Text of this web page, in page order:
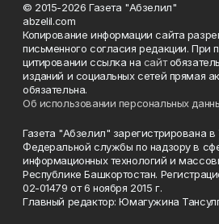
© 2015-2026 Газета "Абзелил"
abzelil.com
Копирование информации сайта
письменного согласия редакции. При
цитировании ссылка на сайт
изданий и социальных сетей прямая
обязательна.
Об использовании персональных
Газета "Абзелил" зарегистрирована в
Федеральной службы по надзору в
информационных технологий и
Республике Башкортостан.
02-01479 от 6 ноября 2015 г.
Главный редактор: Юмагужина